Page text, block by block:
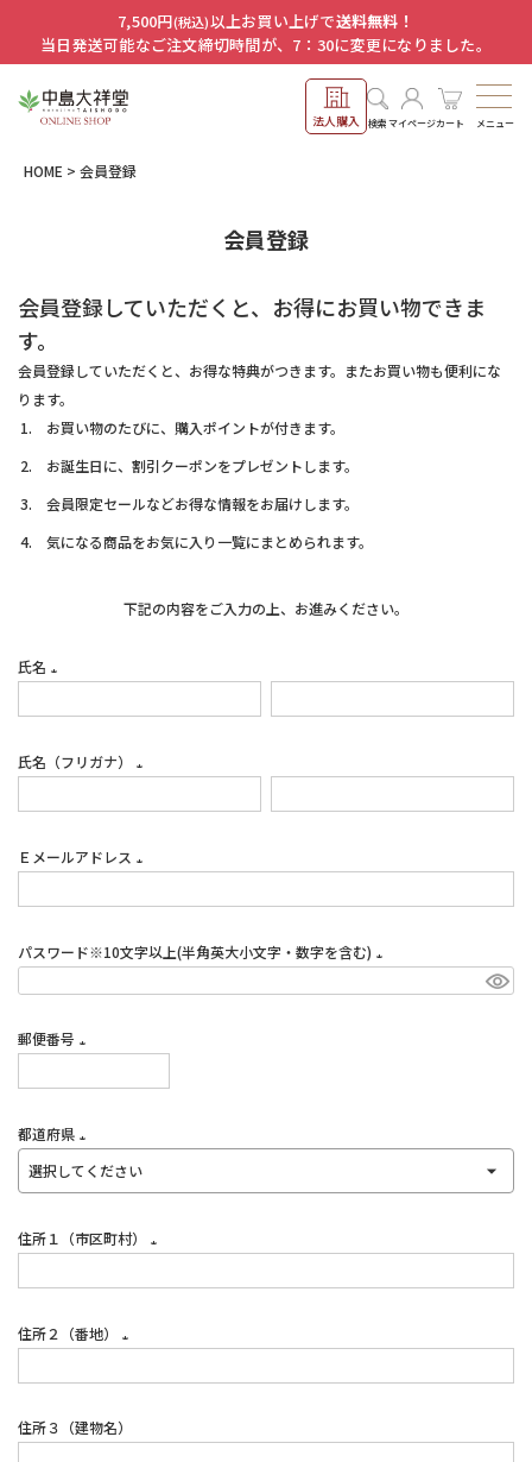
7,500円(税込)以上お買い上げで送料無料！
当日発送可能なご注文締切時間が、7：30に変更になりました。
法人購入 検索マイページカート メニュー
HOME 会員登録
会員登録
会員登録していただくと、お得にお買い物できま
す。
会員登録していただくと、お得な特典がつきます。またお買い物も便利にな
ります。
お買い物のたびに、購入ポイントが付きます。
お誕生日に、割引クーポンをプレゼントします。
会員限定セールなどお得な情報をお届けします。
気になる商品をお気に入り一覧にまとめられます。
下記の内容をご入力の上、お進みください。
氏名
氏名（フリガナ）
Ｅメールアドレス
パスワード※10文字以上(半角英大小文字・数字を含む)
(必
郵便番号
都道府県
(必
住所１（市区町村）
住所２（番地）
住所３（建物名）